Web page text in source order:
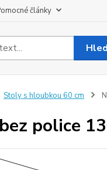
články
Stoly s hloubkou 60 cm
police